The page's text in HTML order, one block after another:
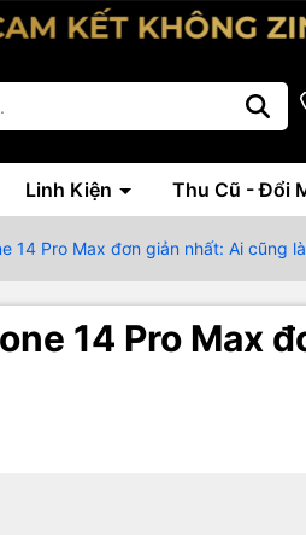
Linh Kiện Thu Cũ - Đổi
14 Pro Max đơn giản nhất: Ai cũng
14 Pro Max